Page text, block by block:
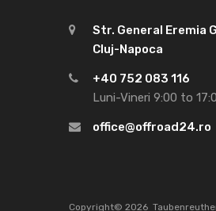
Str. General Eremia
Cluj-Napoca
+40 752 083 116
Luni-Vineri 9:00 to
office@offroad24.ro
Copyright© 2026